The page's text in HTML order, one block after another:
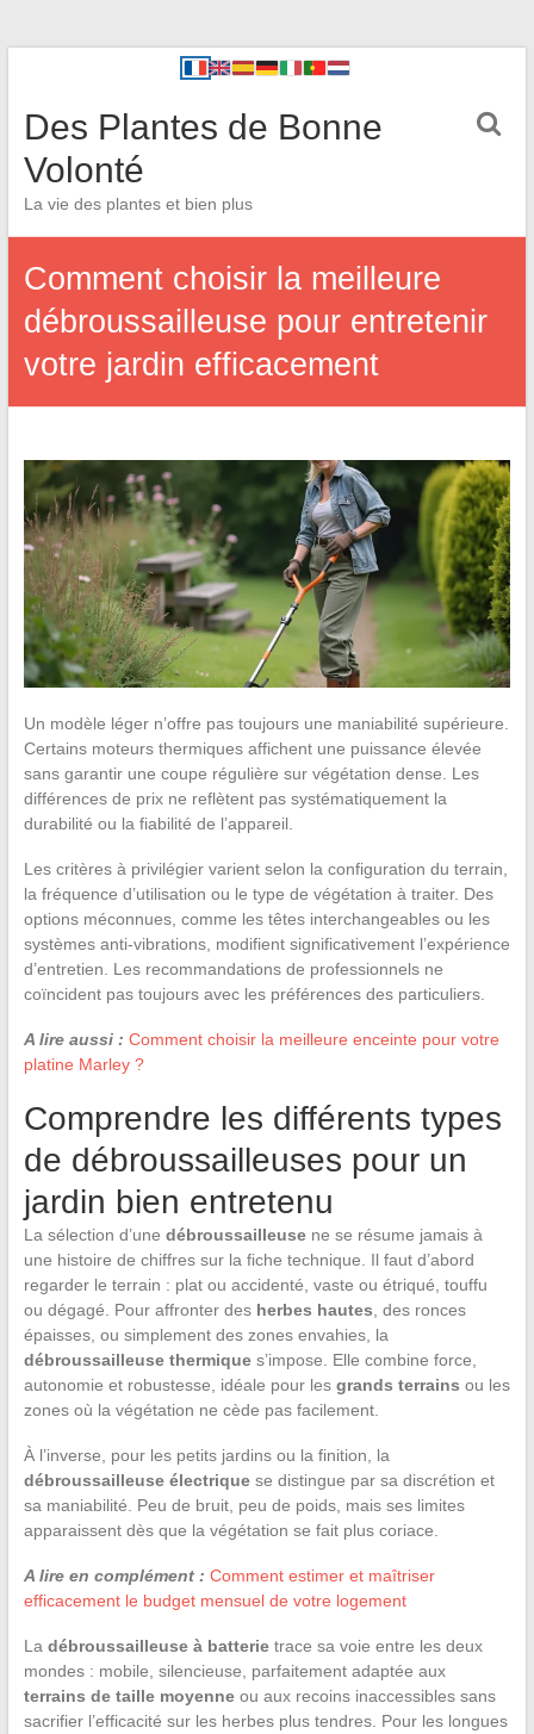
Des Plantes de Bonne
Volonté
La vie des plantes et bien plus
Comment choisir la meilleure
débroussailleuse pour entretenir
votre jardin efficacement
Un modèle léger n’offre pas toujours une maniabilité supérieure.
Certains moteurs thermiques affichent une puissance élevée
sans garantir une coupe régulière sur végétation dense. Les
différences de prix ne reflètent pas systématiquement la
durabilité ou la fiabilité de l’appareil.
Les critères à privilégier varient selon la configuration du terrain,
la fréquence d’utilisation ou le type de végétation à traiter. Des
options méconnues, comme les têtes interchangeables ou les
systèmes anti-vibrations, modifient significativement l’expérience
d’entretien. Les recommandations de professionnels ne
coïncident pas toujours avec les préférences des particuliers.
A lire aussi : Comment choisir la meilleure enceinte pour votre
platine Marley ?
Comprendre les différents types
de débroussailleuses pour un
jardin bien entretenu
La sélection d’une débroussailleusene se résume jamais à
une histoire de chiffres sur la fiche technique. Il faut d’abord
regarder le terrain : plat ou accidenté, vaste ou étriqué, touffu
ou dégagé. Pour affronter des herbes hautes , des ronces
épaisses, ou simplement des zones envahies, la
débroussailleuse thermiques’impose. Elle combine force,
autonomie et robustesse, idéale pour les grands terrains ou les
zones où la végétation ne cède pas facilement.
À l’inverse, pour les petits jardins ou la finition, la
débroussailleuse électriquese distingue par sa discrétion et
sa maniabilité. Peu de bruit, peu de poids, mais ses limites
apparaissent dès que la végétation se fait plus coriace.
A lire en complément : Comment estimer et maîtriser
efficacement le budget mensuel de votre logement
La débroussailleuse à batterietrace sa voie entre les deux
mondes : mobile, silencieuse, parfaitement adaptée aux
terrains de taille moyenneou aux recoins inaccessibles sans
sacrifier l’efficacité sur les herbes plus tendres. Pour les longues